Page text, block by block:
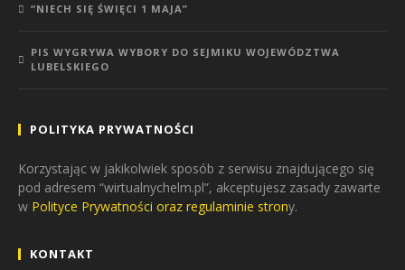
“NIECH SIĘ ŚWIĘCI 1 MAJA”
PIS WYGRYWA WYBORY DO SEJMIKU WOJEWÓDZTWA
LUBELSKIEGO
POLITYKA PRYWATNOŚCI
Korzystając w jakikolwiek sposób z serwisu znajdującego się
pod adresem “wirtualnychelm.pl”, akceptujesz zasady zawarte
w Polityce Prywatności oraz regulaminie strony.
KONTAKT